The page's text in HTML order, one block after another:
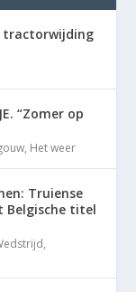
tractorwijding
“Zomer op
, Het weer
Truiense
Belgische titel
,